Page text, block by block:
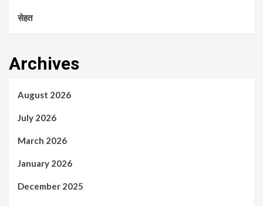
सेहत
Archives
August 2026
July 2026
March 2026
January 2026
December 2025